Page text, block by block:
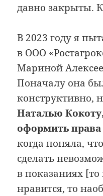
давно закрыты.
В 2023 году я
в ООО
Мариной
Поначалу она
конструктивно,
Наталью
оформить права
когда поняла,
сделать
в показаниях
нравится, то